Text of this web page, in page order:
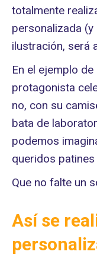
totalmente
personalizada
ilustración, será
En el ejemplo
protagonista
no, con su
bata de
podemos
queridos
Que no falte un
Así se